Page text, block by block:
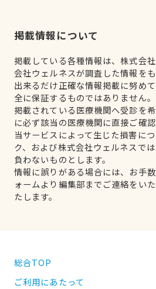
掲載情報について
掲載している各種情報は、株式会
会社ウェルネスが調査した情報をも
出来るだけ正確な情報掲載に努め
全に保証するものではありません。
掲載されている医療機関へ受診を
に必ず該当の医療機関に直接ご確認
当サービスによって生じた損害に
ク、および株式会社ウェルネスで
負わないものとします。
情報に誤りがある場合には、お手
ォームより編集部までご連絡をい
たします。
総合TOP
ご利用にあたって